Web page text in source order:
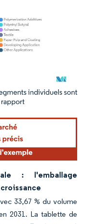
une attribution sous CC BY
: l'emballage
33,67 % du volume
2031. La tablette de